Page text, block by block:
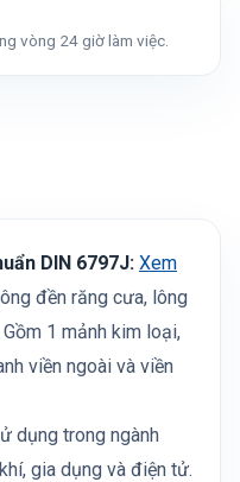
vòng 24 giờ làm việc.
DIN 6797J: Xem
đền răng cưa, lông
1 mảnh kim loại,
viền ngoài và viền
dụng trong ngành
gia dụng và điện tử.